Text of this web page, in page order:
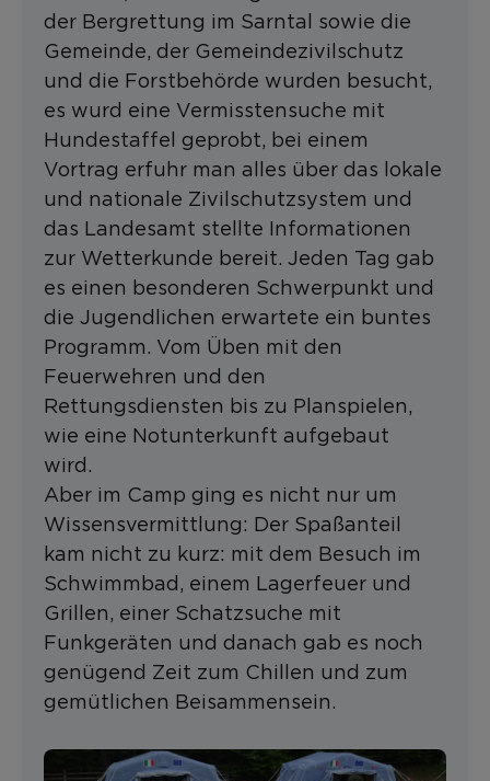
der Bergrettung im Sarntal sowie die
Gemeinde, der Gemeindezivilschutz
und die Forstbehörde wurden besucht,
es wurd eine Vermisstensuche mit
Hundestaffel geprobt, bei einem
Vortrag erfuhr man alles über das lokale
und nationale Zivilschutzsystem und
das Landesamt stellte Informationen
zur Wetterkunde bereit. Jeden Tag gab
es einen besonderen Schwerpunkt und
die Jugendlichen erwartete ein buntes
Programm. Vom Üben mit den
Feuerwehren und den
Rettungsdiensten bis zu Planspielen,
wie eine Notunterkunft aufgebaut
wird.
Aber im Camp ging es nicht nur um
Wissensvermittlung: Der Spaßanteil
kam nicht zu kurz: mit dem Besuch im
Schwimmbad, einem Lagerfeuer und
Grillen, einer Schatzsuche mit
Funkgeräten und danach gab es noch
genügend Zeit zum Chillen und zum
gemütlichen Beisammensein.